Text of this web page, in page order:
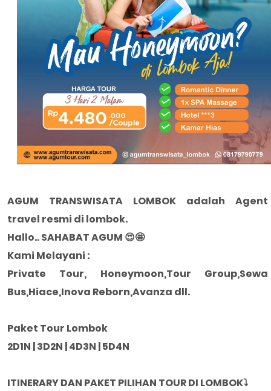
AGUM TRANSWISATA LOMBOK adalah Agent
travel resmi di lombok.
Hallo.. SAHABAT AGUM 😍🤩
Kami Melayani :
Private Tour, Honeymoon,Tour Group,Sewa
Bus,Hiace,Inova Reborn,Avanza dll.
Paket Tour Lombok
2D1N | 3D2N | 4D3N | 5D4N
ITINERARY DAN PAKET PILIHAN TOUR DI LOMBOK⤵️